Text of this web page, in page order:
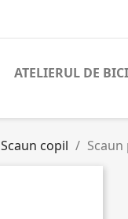
ATELIERUL DE
Scaun copil Scaun